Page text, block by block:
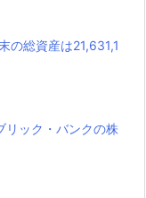
の総資産は21,631,1
リック・バンクの株